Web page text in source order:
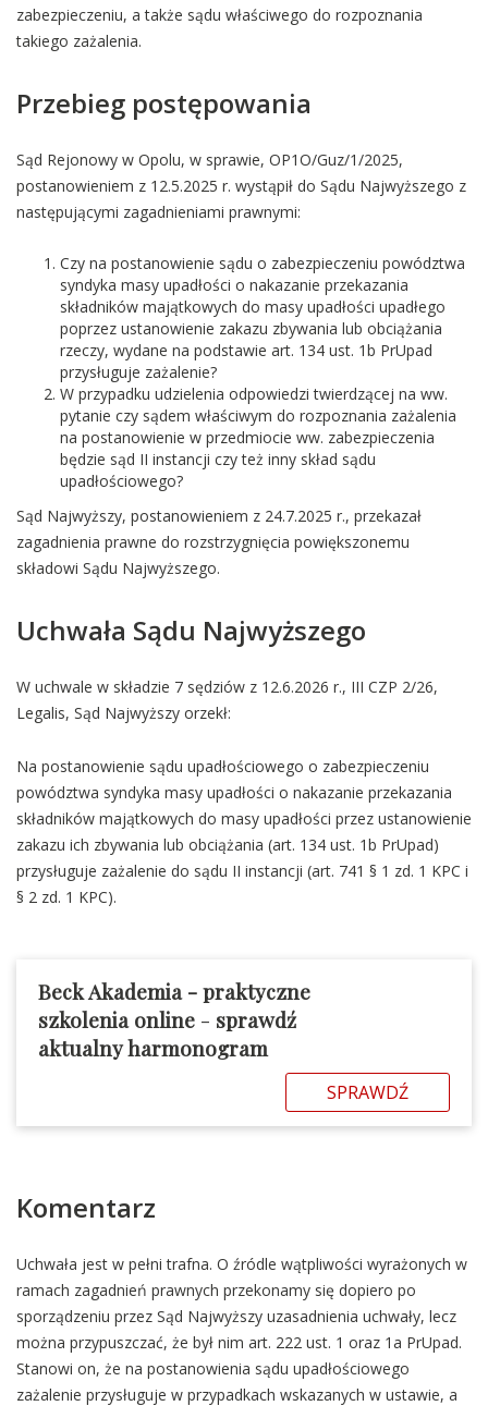
zabezpieczeniu, a także sądu właściwego do rozpoznania
takiego zażalenia.
Przebieg postępowania
Sąd Rejonowy w Opolu, w sprawie, OP1O/Guz/1/2025,
postanowieniem z 12.5.2025 r. wystąpił do Sądu Najwyższego z
następującymi zagadnieniami prawnymi:
Czy na postanowienie sądu o zabezpieczeniu powództwa
syndyka masy upadłości o nakazanie przekazania
składników majątkowych do masy upadłości upadłego
poprzez ustanowienie zakazu zbywania lub obciążania
rzeczy, wydane na podstawie art. 134 ust. 1b PrUpad
przysługuje zażalenie?
W przypadku udzielenia odpowiedzi twierdzącej na ww.
pytanie czy sądem właściwym do rozpoznania zażalenia
na postanowienie w przedmiocie ww. zabezpieczenia
będzie sąd II instancji czy też inny skład sądu
upadłościowego?
Sąd Najwyższy, postanowieniem z 24.7.2025 r., przekazał
zagadnienia prawne do rozstrzygnięcia powiększonemu
składowi Sądu Najwyższego.
Uchwała Sądu Najwyższego
W uchwale w składzie 7 sędziów z 12.6.2026 r., III CZP 2/26,
Legalis, Sąd Najwyższy orzekł:
Na postanowienie sądu upadłościowego o zabezpieczeniu
powództwa syndyka masy upadłości o nakazanie przekazania
składników majątkowych do masy upadłości przez ustanowienie
zakazu ich zbywania lub obciążania (art. 134 ust. 1b PrUpad)
przysługuje zażalenie do sądu II instancji (art. 741 § 1 zd. 1 KPC i
§ 2 zd. 1 KPC).
Beck Akademia - praktyczne
szkolenia online - sprawdź
aktualny harmonogram
SPRAWDŹ
Komentarz
Uchwała jest w pełni trafna. O źródle wątpliwości wyrażonych w
ramach zagadnień prawnych przekonamy się dopiero po
sporządzeniu przez Sąd Najwyższy uzasadnienia uchwały, lecz
można przypuszczać, że był nim art. 222 ust. 1 oraz 1a PrUpad.
Stanowi on, że na postanowienia sądu upadłościowego
zażalenie przysługuje w przypadkach wskazanych w ustawie, a